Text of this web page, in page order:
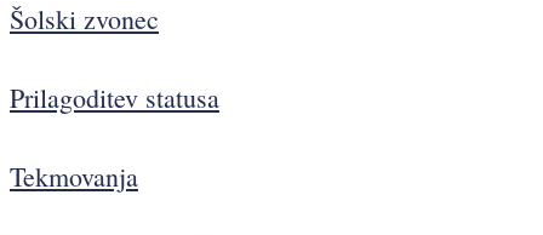
Šolski zvonec
Prilagoditev statusa
Tekmovanja